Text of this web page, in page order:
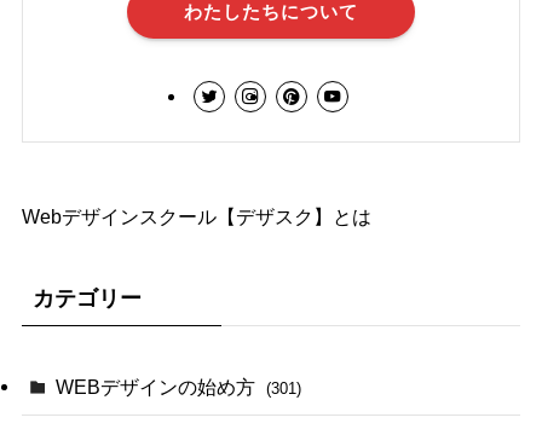
わたしたちについて
Webデザインスクール【デザスク】とは
カテゴリー
WEBデザインの始め方 (301)